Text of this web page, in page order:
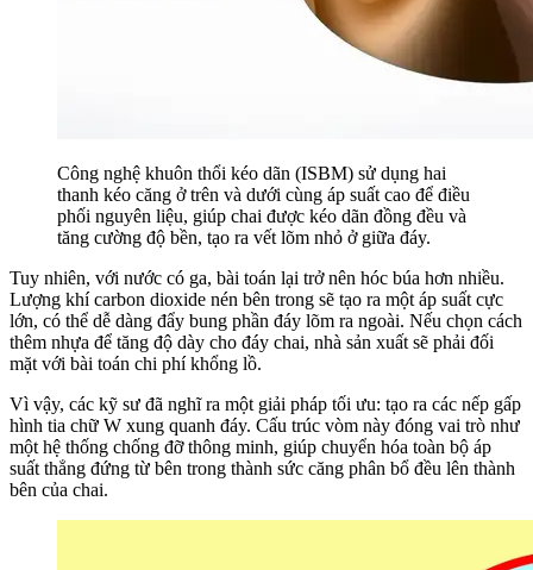
Công nghệ khuôn thổi kéo dãn (ISBM) sử dụng hai
thanh kéo căng ở trên và dưới cùng áp suất cao để điều
phối nguyên liệu, giúp chai được kéo dãn đồng đều và
tăng cường độ bền, tạo ra vết lõm nhỏ ở giữa đáy.
Tuy nhiên, với nước có ga, bài toán lại trở nên hóc búa hơn nhiều.
Lượng khí carbon dioxide nén bên trong sẽ tạo ra một áp suất cực
lớn, có thể dễ dàng đẩy bung phần đáy lõm ra ngoài. Nếu chọn cách
thêm nhựa để tăng độ dày cho đáy chai, nhà sản xuất sẽ phải đối
mặt với bài toán chi phí khổng lồ.
Vì vậy, các kỹ sư đã nghĩ ra một giải pháp tối ưu: tạo ra các nếp gấp
hình tia chữ W xung quanh đáy. Cấu trúc vòm này đóng vai trò như
một hệ thống chống đỡ thông minh, giúp chuyển hóa toàn bộ áp
suất thẳng đứng từ bên trong thành sức căng phân bổ đều lên thành
bên của chai.